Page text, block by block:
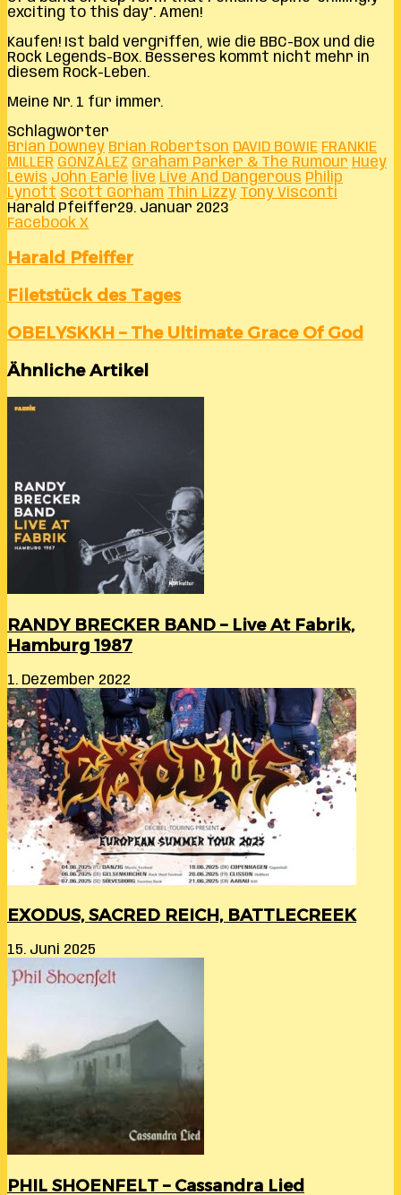
exciting to this day”. Amen!
Kaufen! Ist bald vergriffen, wie die BBC-Box und die
Rock Legends-Box. Besseres kommt nicht mehr in
diesem Rock-Leben.
Meine Nr. 1 für immer.
Schlagwörter
Brian Downey Brian Robertson DAVID BOWIE FRANKIE
MILLER GONZALEZ Graham Parker & The Rumour Huey
Lewis John Earle live Live And Dangerous Philip
Lynott Scott Gorham Thin Lizzy Tony Visconti
Harald Pfeiffer29. Januar 2023
Facebook X
E-
Mail
Harald Pfeiffer
Filetstück
des
Filetstück des Tages
OBELYSKKH
–
The
Ultimate
Of
OBELYSKKH – The Ultimate Grace Of God
Ähnliche Artikel
RANDY BRECKER BAND – Live At Fabrik,
Hamburg 1987
1. Dezember 2022
EXODUS, SACRED REICH, BATTLECREEK
15. Juni 2025
PHIL SHOENFELT – Cassandra Lied